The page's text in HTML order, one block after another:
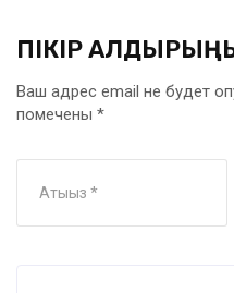
ПІКІР
Ваш адрес email не будет
помечены *